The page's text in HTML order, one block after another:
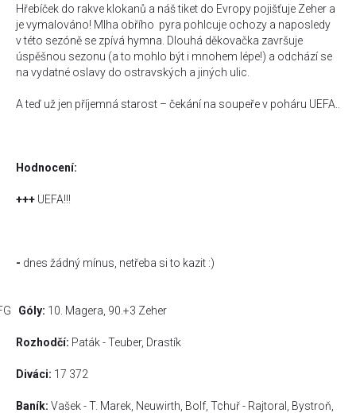
Hřebíček do rakve klokanů a náš tiket do Evropy pojišťuje Zeher a
je vymalováno! Mlha obřího pyra pohlcuje ochozy a naposledy
v této sezóně se zpívá hymna. Dlouhá děkovačka završuje
úspěšnou sezonu (a to mohlo být i mnohem lépe!) a odchází se
na vydatné oslavy do ostravských a jiných ulic.
A teď už jen příjemná starost – čekání na soupeře v poháru UEFA..
Hodnocení:
+++ UEFA!!!
- dnes žádný mínus, netřeba si to kazit :)
Góly: 10. Magera, 90.+3 Zeher
Rozhodčí: Paták - Teuber, Drastík
17 372
Baník: Vašek - T. Marek, Neuwirth, Bolf, Tchuř - Rajtoral, Bystroň,